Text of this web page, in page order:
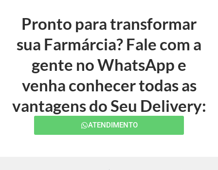
Pronto para transformar
sua Farmárcia? Fale com a
gente no WhatsApp e
venha conhecer todas as
vantagens do Seu Delivery:
ATENDIMENTO